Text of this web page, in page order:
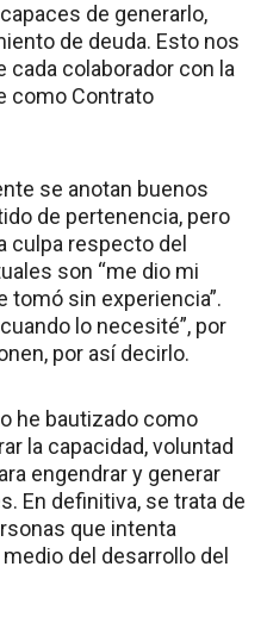
de generarlo,
de deuda. Esto nos
cada colaborador con la
como Contrato
se anotan buenos
de pertenencia, pero
culpa respecto del
son “me dio mi
tomó sin experiencia”.
lo necesité”, por
por así decirlo.
he bautizado como
la capacidad, voluntad
engendrar y generar
En definitiva, se trata de
que intenta
del desarrollo del